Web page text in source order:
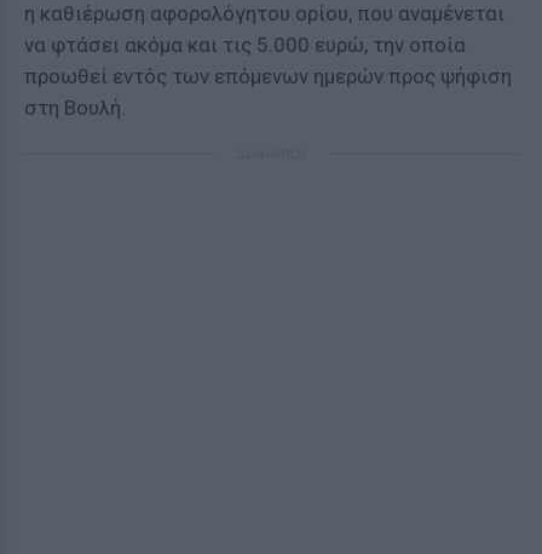
η καθιέρωση αφορολόγητου ορίου, που αναμένεται
να φτάσει ακόμα και τις 5.000 ευρώ, την οποία
προωθεί εντός των επόμενων ημερών προς ψήφιση
στη Βουλή.